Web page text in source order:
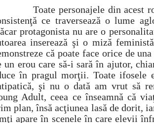
personajele din acest
ce traversează o lume
protagonista nu are o
inserează şi o miză
că poate face orice de
un erou care să-i sară în ajutor,
în pragul morţii. Toate ifosele
şi nu o dată am vrut să
Adult, ceea ce înseamnă că
plan, însă acţiunea lasă de dorit,
apare în scenele în care elevii